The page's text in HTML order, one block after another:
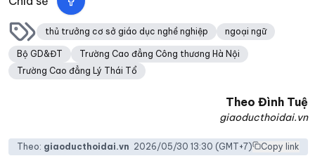
thủ trưởng cơ sở giáo dục nghề nghiệp ngoại ngữ
Bộ GD&ĐT
Trường Cao đẳng Công thương Hà Nội
Trường Cao đẳng Lý Thái Tổ
Theo Đình Tuệ
giaoducthoidai.vn
Theo: giaoducthoidai.vn 2026/05/30 13:30 (GMT+7) Copy link